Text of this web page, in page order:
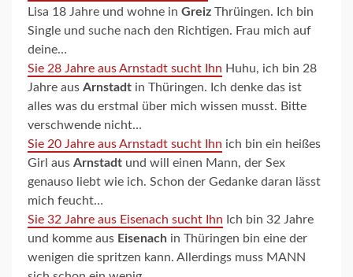
Lisa 18 Jahre und wohne in Greiz Thrüingen. Ich bin
Single und suche nach den Richtigen. Frau mich auf
deine…
Sie 28 Jahre aus Arnstadt sucht Ihn Huhu, ich bin 28
Jahre aus Arnstadt in Thüringen. Ich denke das ist
alles was du erstmal über mich wissen musst. Bitte
verschwende nicht…
Sie 20 Jahre aus Arnstadt sucht Ihn ich bin ein heißes
Girl aus Arnstadt und will einen Mann, der Sex
genauso liebt wie ich. Schon der Gedanke daran lässt
mich feucht…
Sie 32 Jahre aus Eisenach sucht Ihn Ich bin 32 Jahre
und komme aus Eisenach in Thüringen bin eine der
wenigen die spritzen kann. Allerdings muss MANN